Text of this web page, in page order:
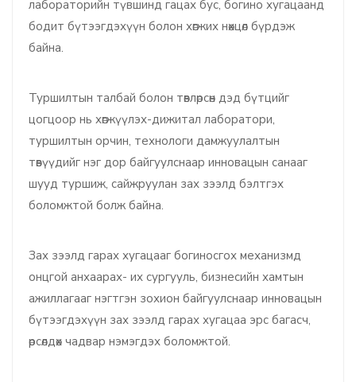
лабораторийн түвшинд гацах бус, богино хугацаанд
бодит бүтээгдэхүүн болон хөгжих нөхцөл бүрдэж
байна.
Туршилтын талбай болон төвлөрсөн дэд бүтцийг
цогцоор нь хөгжүүлэх-дижитал лаборатори,
туршилтын орчин, технологи дамжуулалтын
төвүүдийг нэг дор байгуулснаар инновацын санааг
шууд туршиж, сайжруулан зах зээлд бэлтгэх
боломжтой болж байна.
Зах зээлд гарах хугацааг богиносгох механизмд
онцгой анхаарах- их сургууль, бизнесийн хамтын
ажиллагааг нэгтгэн зохион байгуулснаар инновацын
бүтээгдэхүүн зах зээлд гарах хугацаа эрс багасч,
өрсөлдөх чадвар нэмэгдэх боломжтой.